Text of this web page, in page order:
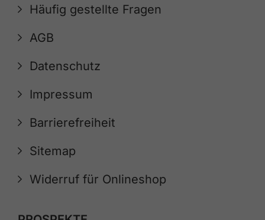
Häufig gestellte Fragen
AGB
Datenschutz
Impressum
Barrierefreiheit
Sitemap
Widerruf für Onlineshop